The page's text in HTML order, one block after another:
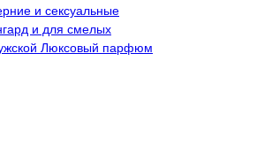
и сексуальные
и для смелых
Люксовый парфюм